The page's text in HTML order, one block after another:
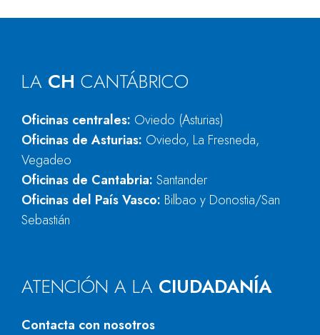
LA CH CANTÁBRICO
Oficinas centrales: Oviedo (Asturias)
Oficinas de Asturias: Oviedo, La Fresneda,
Vegadeo
Oficinas de Cantabria: Santander
Oficinas del País Vasco: Bilbao y Donostia/San
Sebastián
ATENCIÓN A LA CIUDADANÍA
Contacta con nosotros